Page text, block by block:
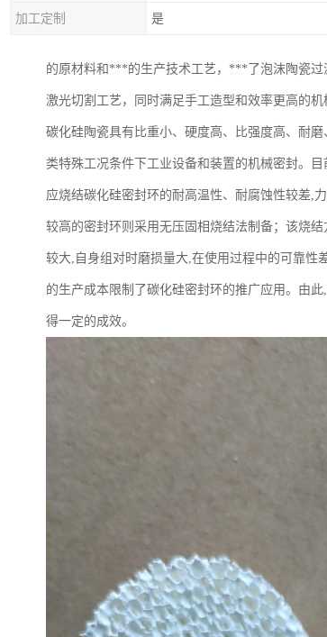
加工定制 是
的原材料和***的生产技术工艺，***了泡沫陶瓷
激光切割工艺，同时满足手工造型和效率更高的
碳化硅陶瓷具有比重小、硬度高、比强度高、耐
类特殊工况条件下工业设备和装置的机械密封。
应烧结碳化硅密封环的耐高温性、耐腐蚀性较差,
较高的密封环则采用无压固相烧结法制备；该烧
较大,自身组对时磨损量大,在使用过程中的可靠
的生产成本限制了碳化硅密封环的推广应用。由
得一定的成效。